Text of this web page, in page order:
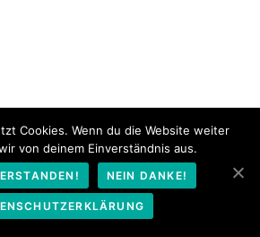
Cookies. Wenn du die Website weiter
von deinem Einverständnis aus.
NEIN DANKE!